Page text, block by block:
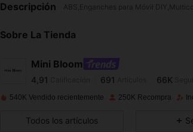
Descripción ABS,Enganches para Móvil
Sobre La Tienda
Mini Bloom
4,91 691 66K
4,91 691 66K
540K Vendido recientemente 250K Recompra
Todos los artículos